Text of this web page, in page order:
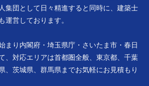
集団として日々精進すると同時に、建築士
運営しております。
まり内閣府・埼玉県庁・さいたま市・春日
、対応エリアは首都圏全般、東京都、千葉
、茨城県、群馬県までお気軽にお見積もり